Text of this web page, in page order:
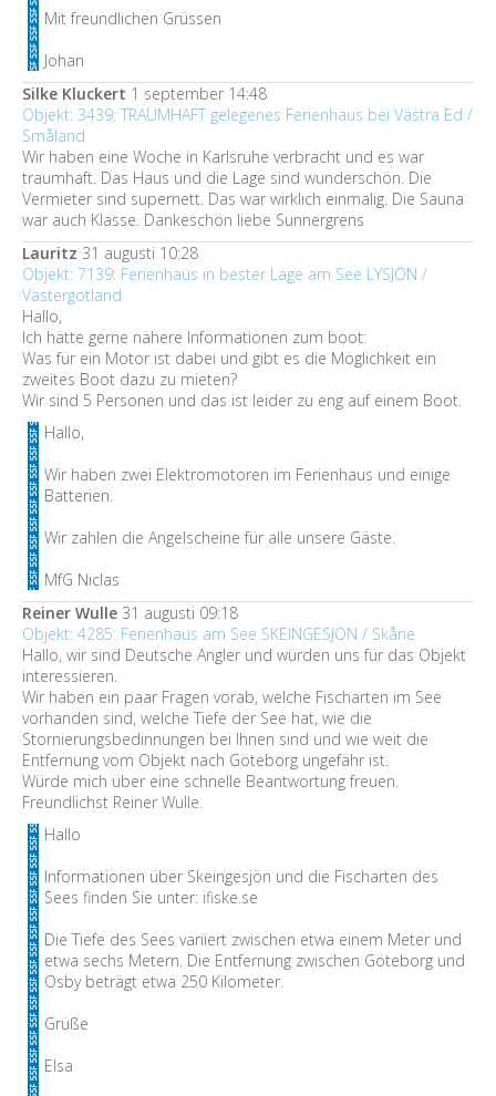
Mit freundlichen Grüssen
Johan
Silke Kluckert 1 september 14:48
Objekt: 3439: TRAUMHAFT gelegenes Ferienhaus bei Västra Ed /
Småland
Wir haben eine Woche in Karlsruhe verbracht und es war
traumhaft. Das Haus und die Lage sind wunderschön. Die
Vermieter sind supernett. Das war wirklich einmalig. Die Sauna
war auch Klasse. Dankeschön liebe Sunnergrens
Lauritz 31 augusti 10:28
Objekt: 7139: Ferienhaus in bester Lage am See LYSJÖN /
Västergötland
Hallo,
Ich hätte gerne nähere Informationen zum boot:
Was für ein Motor ist dabei und gibt es die Möglichkeit ein
zweites Boot dazu zu mieten?
Wir sind 5 Personen und das ist leider zu eng auf einem Boot.
Hallo,
Wir haben zwei Elektromotoren im Ferienhaus und einige
Batterien.
Wir zahlen die Angelscheine für alle unsere Gäste.
MfG Niclas
Reiner Wulle 31 augusti 09:18
Objekt: 4285: Ferienhaus am See SKEINGESJÖN / Skåne
Hallo, wir sind Deutsche Angler und würden uns für das Objekt
interessieren.
Wir haben ein paar Fragen vorab, welche Fischarten im See
vorhanden sind, welche Tiefe der See hat, wie die
Stornierungsbedinnungen bei Ihnen sind und wie weit die
Entfernung vom Objekt nach Göteborg ungefähr ist.
Würde mich über eine schnelle Beantwortung freuen.
Freundlichst Reiner Wulle.
Hallo
Informationen über Skeingesjön und die Fischarten des
Sees finden Sie unter: ifiske.se
Die Tiefe des Sees variiert zwischen etwa einem Meter und
etwa sechs Metern. Die Entfernung zwischen Göteborg und
Osby beträgt etwa 250 Kilometer.
Grüße
Elsa